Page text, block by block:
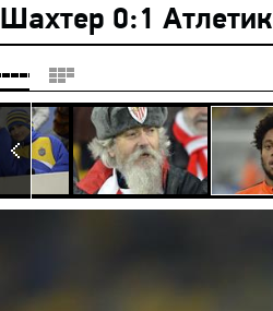
Шахтер 0:1 Атлетик